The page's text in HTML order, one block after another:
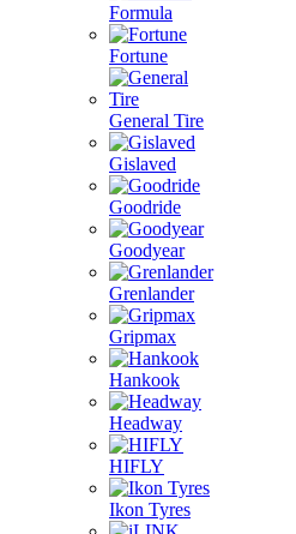
Formula
Fortune
General Tire
Gislaved
Goodride
Goodyear
Grenlander
Gripmax
Hankook
Headway
HIFLY
Ikon Tyres